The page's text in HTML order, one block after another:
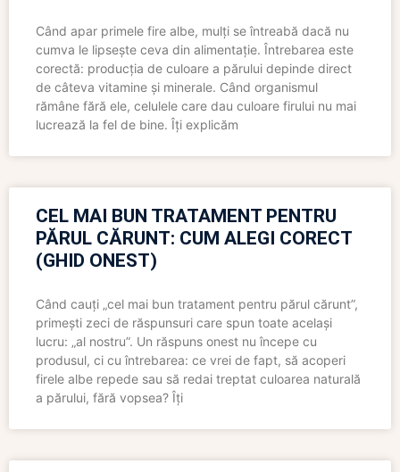
Când apar primele fire albe, mulți se întreabă dacă nu
cumva le lipsește ceva din alimentație. Întrebarea este
corectă: producția de culoare a părului depinde direct
de câteva vitamine și minerale. Când organismul
rămâne fără ele, celulele care dau culoare firului nu mai
lucrează la fel de bine. Îți explicăm
CEL MAI BUN TRATAMENT PENTRU
PĂRUL CĂRUNT: CUM ALEGI CORECT
(GHID ONEST)
Când cauți „cel mai bun tratament pentru părul cărunt”,
primești zeci de răspunsuri care spun toate același
lucru: „al nostru”. Un răspuns onest nu începe cu
produsul, ci cu întrebarea: ce vrei de fapt, să acoperi
firele albe repede sau să redai treptat culoarea naturală
a părului, fără vopsea? Îți